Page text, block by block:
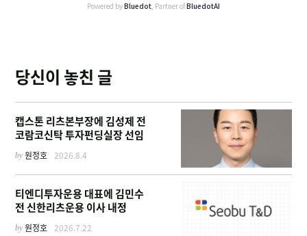
Powered byBluedot, Partner ofBluedotAI
당신이 놓친 글
캡스톤 리츠본부장에 김성제 전
코람코신탁 투자펀딩실장 선임
by원정호 2026.8.4
티엔디투자운용 대표에 김민수
전 신한리츠운용 이사 내정
by원정호 2026.7.22